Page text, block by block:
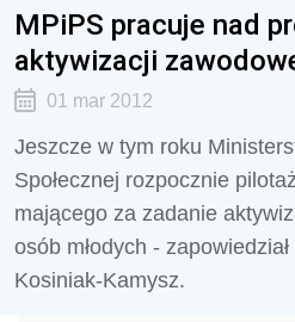
MPiPS pracuje nad
aktywizacji
01 mar 2012
Jeszcze w tym roku
Społecznej rozpocznie
mającego za zadanie
osób młodych -
Kosiniak-Kamysz.